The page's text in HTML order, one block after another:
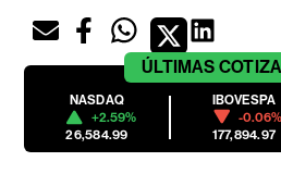
ÚLTIMAS
NASDAQ
+2.59%
26,584.99
IBOVESPA
-0.06%
177,894.97